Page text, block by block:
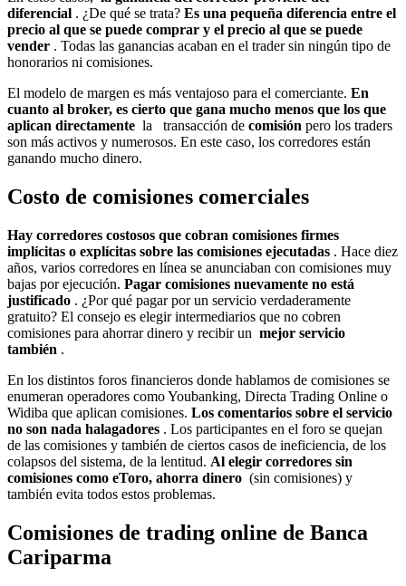
diferencial . ¿De qué se trata? Es una pequeña diferencia entre el
precio al que se puede comprar y el precio al que se puede
vender . Todas las ganancias acaban en el trader sin ningún tipo de
honorarios ni comisiones.
El modelo de margen es más ventajoso para el comerciante. En
cuanto al broker, es cierto que gana mucho menos que los que
aplican directamente la transacción de comisión pero los traders
son más activos y numerosos. En este caso, los corredores están
ganando mucho dinero.
Costo de comisiones comerciales
Hay corredores costosos que cobran comisiones firmes
implícitas o explícitas sobre las comisiones ejecutadas . Hace diez
años, varios corredores en línea se anunciaban con comisiones muy
bajas por ejecución. Pagar comisiones nuevamente no está
justificado . ¿Por qué pagar por un servicio verdaderamente
gratuito? El consejo es elegir intermediarios que no cobren
comisiones para ahorrar dinero y recibir un mejor servicio
también .
En los distintos foros financieros donde hablamos de comisiones se
enumeran operadores como Youbanking, Directa Trading Online o
Widiba que aplican comisiones. Los comentarios sobre el servicio
no son nada halagadores . Los participantes en el foro se quejan
de las comisiones y también de ciertos casos de ineficiencia, de los
colapsos del sistema, de la lentitud. Al elegir corredores sin
comisiones como eToro, ahorra dinero (sin comisiones) y
también evita todos estos problemas.
Comisiones de trading online de Banca
Cariparma